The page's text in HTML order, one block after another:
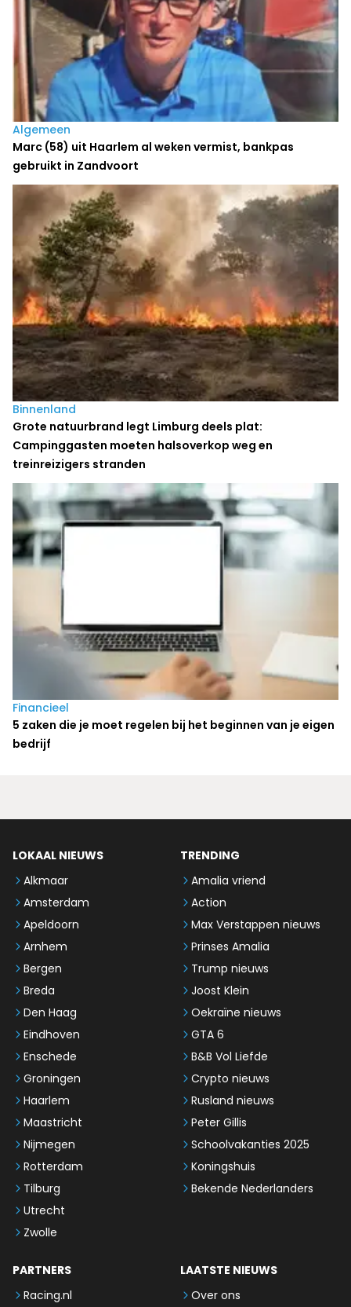
Algemeen
Marc (58) uit Haarlem al weken vermist, bankpas
gebruikt in Zandvoort
Binnenland
Grote natuurbrand legt Limburg deels plat:
Campinggasten moeten halsoverkop weg en
treinreizigers stranden
Financieel
5 zaken die je moet regelen bij het beginnen van je eigen
bedrijf
LOKAAL NIEUWS
Alkmaar
Amsterdam
Apeldoorn
Arnhem
Bergen
Breda
Den Haag
Eindhoven
Enschede
Groningen
Haarlem
Maastricht
Nijmegen
Rotterdam
Tilburg
Utrecht
Zwolle
TRENDING
Amalia vriend
Action
Max Verstappen nieuws
Prinses Amalia
Trump nieuws
Joost Klein
Oekraïne nieuws
GTA 6
B&B Vol Liefde
Crypto nieuws
Rusland nieuws
Peter Gillis
Schoolvakanties 2025
Koningshuis
Bekende Nederlanders
PARTNERS
Racing.nl
LAATSTE NIEUWS
Over ons